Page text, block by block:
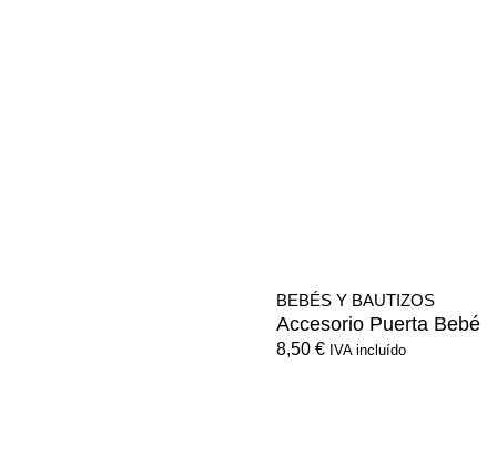
BEBÉS Y BAUTIZOS
Accesorio Puerta Bebé
8,50 € IVA incluído